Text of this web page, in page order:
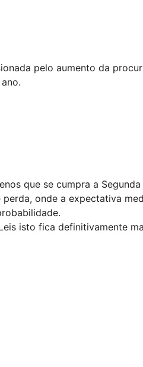
pelo aumento da
que se cumpra a Segunda
onde a expectativa
isto fica definitivamente